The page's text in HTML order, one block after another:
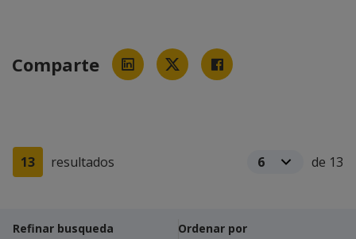
Comparte
13 resultados de 13
Refinar busqueda Ordenar por